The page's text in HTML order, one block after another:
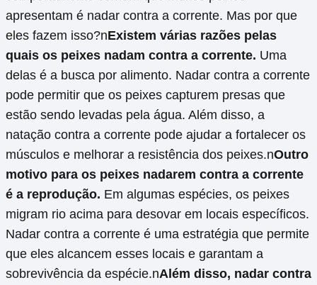
apresentam é nadar contra a corrente. Mas por que
eles fazem isso?nExistem várias razões pelas
quais os peixes nadam contra a corrente. Uma
delas é a busca por alimento. Nadar contra a corrente
pode permitir que os peixes capturem presas que
estão sendo levadas pela água. Além disso, a
natação contra a corrente pode ajudar a fortalecer os
músculos e melhorar a resistência dos peixes.nOutro
motivo para os peixes nadarem contra a corrente
é a reprodução. Em algumas espécies, os peixes
migram rio acima para desovar em locais específicos.
Nadar contra a corrente é uma estratégia que permite
que eles alcancem esses locais e garantam a
sobrevivência da espécie.nAlém disso, nadar contra